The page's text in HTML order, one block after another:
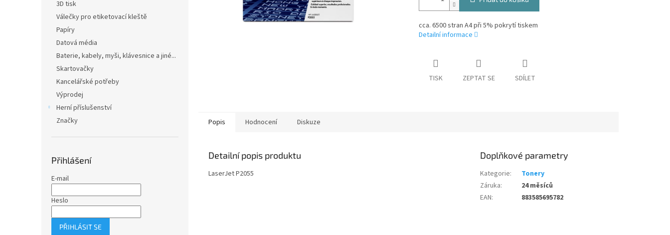
3D tisk
Válečky pro etiketovací kleště
Papíry
Datová média
Baterie, kabely, myši, klávesnice a jiné...
Skartovačky
Kancelářské potřeby
Výprodej
Herní příslušenství
Značky
Přihlášení
E-mail
Heslo
PŘIHLÁSIT SE
cca. 6500 stran A4 při 5% pokrytí tiskem
Detailní informace
TISK ZEPTAT SE SDÍLET
Popis Hodnocení Diskuze
Detailní popis produktu
LaserJet P2055
Doplňkové parametry
Kategorie:
Tonery
Záruka:
24 měsíců
EAN: 883585695782